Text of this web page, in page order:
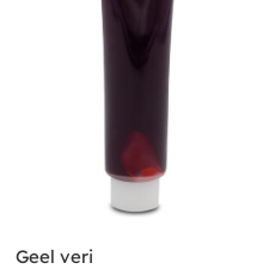
Geel veri